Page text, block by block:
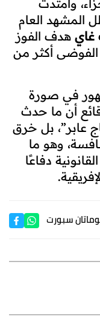
وامتدت
المشهد العام
غاي هدف الفوز
الفوضى أكثر من
في صورة
أن ما حدث
عابر”، بل خرق
وهو ما
دفاعًا
سبورت